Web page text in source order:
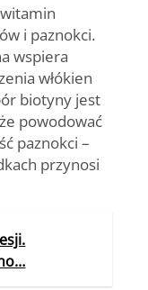
i paznokci.
wspiera
włókien
biotyny jest
powodować
paznokci –
przynosi